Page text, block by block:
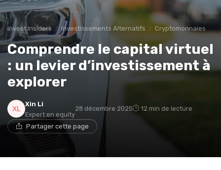
Invest Insiders Investissements Alternatifs Cryptomonnaies
Comprendre le capital virtuel
: un levier d’investissement à
explorer
Xin Li
Expert en equity
28 décembre 2025 12 min de lecture
Partager cette page